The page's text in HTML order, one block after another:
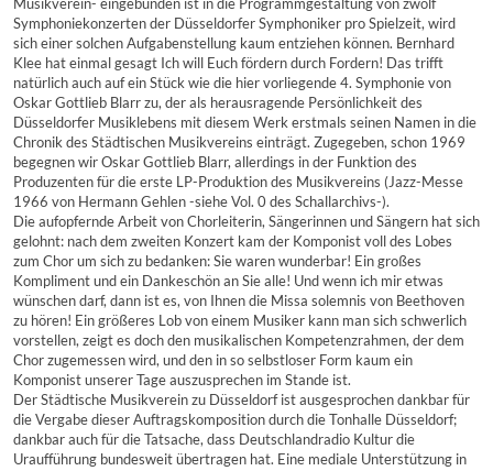
Symphoniekonzerten der Düsseldorfer Symphoniker pro Spielzeit, wird
sich einer solchen Aufgabenstellung kaum entziehen können. Bernhard
Klee hat einmal gesagt Ich will Euch fördern durch Fordern! Das trifft
natürlich auch auf ein Stück wie die hier vorliegende 4. Symphonie von
Oskar Gottlieb Blarr zu, der als herausragende Persönlichkeit des
Düsseldorfer Musiklebens mit diesem Werk erstmals seinen Namen in die
Chronik des Städtischen Musikvereins einträgt. Zugegeben, schon 1969
begegnen wir Oskar Gottlieb Blarr, allerdings in der Funktion des
Produzenten für die erste LP-Produktion des Musikvereins (Jazz-Messe
1966 von Hermann Gehlen -siehe Vol. 0 des Schallarchivs-).
Die aufopfernde Arbeit von Chorleiterin, Sängerinnen und Sängern hat sich
gelohnt: nach dem zweiten Konzert kam der Komponist voll des Lobes
zum Chor um sich zu bedanken: Sie waren wunderbar! Ein großes
Kompliment und ein Dankeschön an Sie alle! Und wenn ich mir etwas
wünschen darf, dann ist es, von Ihnen die Missa solemnis von Beethoven
zu hören! Ein größeres Lob von einem Musiker kann man sich schwerlich
vorstellen, zeigt es doch den musikalischen Kompetenzrahmen, der dem
Chor zugemessen wird, und den in so selbstloser Form kaum ein
Komponist unserer Tage auszusprechen im Stande ist.
Der Städtische Musikverein zu Düsseldorf ist ausgesprochen dankbar für
die Vergabe dieser Auftragskomposition durch die Tonhalle Düsseldorf;
dankbar auch für die Tatsache, dass Deutschlandradio Kultur die
Uraufführung bundesweit übertragen hat. Eine mediale Unterstützung in